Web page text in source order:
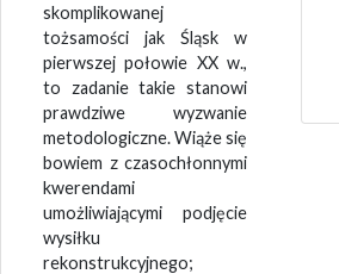
skomplikowanej
tożsamości jak Śląsk w
pierwszej połowie XX w.,
to zadanie takie stanowi
prawdziwe wyzwanie
metodologiczne. Wiąże się
bowiem z czasochłonnymi
kwerendami
umożliwiającymi podjęcie
wysiłku
rekonstrukcyjnego;